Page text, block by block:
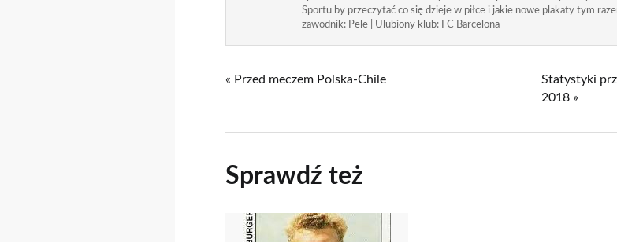
Sportu by przeczytać co się dzieje w piłce i jakie nowe plakaty tym
zawodnik: Pele | Ulubiony klub: FC Barcelona
« Przed meczem Polska-Chile
Statystyki
2018 »
Sprawdź też